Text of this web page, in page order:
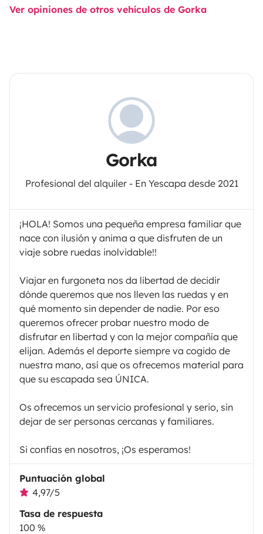
Ver opiniones de otros vehículos de Gorka
Gorka
Profesional del alquiler - En Yescapa desde 2021
¡HOLA! Somos una pequeña empresa familiar que
nace con ilusión y anima a que disfruten de un
viaje sobre ruedas inolvidable!!
Viajar en furgoneta nos da libertad de decidir
dónde queremos que nos lleven las ruedas y en
qué momento sin depender de nadie. Por eso
queremos ofrecer probar nuestro modo de
disfrutar en libertad y con la mejor compañía que
elijan. Además el deporte siempre va cogido de
nuestra mano, así que os ofrecemos material para
que su escapada sea ÚNICA.
Os ofrecemos un servicio profesional y serio, sin
dejar de ser personas cercanas y familiares.
Si confías en nosotros, ¡Os esperamos!
Puntuación global
4,97/5
Tasa de respuesta
100 %